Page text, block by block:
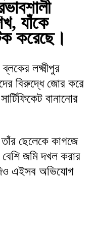
যাঁকে
করেছে।
লক্ষ্মীপুর
বিরুদ্ধে জোর করে
বানানোর
ছেলেকে কাগজে
বেশি জমি দখল করার
এইসব অভিযোগ